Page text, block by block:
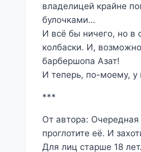
владелицей крайне
булочками…
И всё бы ничего, но в
колбаски. И,
барбершопа Азат!
И теперь, по-моему,
***
От автора:
проглотите её. И
Для лиц старше 18 лет.